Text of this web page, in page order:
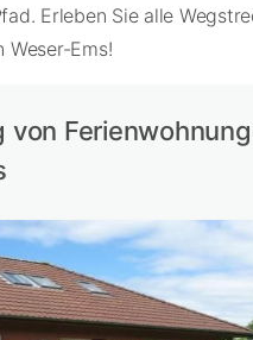
Erleben Sie alle
Weser-Ems!
von